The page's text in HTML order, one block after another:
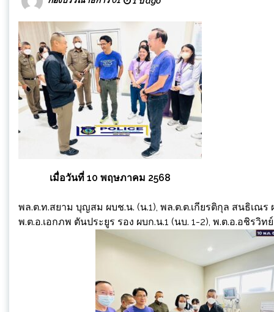
เมื่อวันที่ 10 พฤษภาคม 2568
พล.ต.ท.สยาม บุญสม ผบช.น. (น.1), พล.ต.ต.เกียรติกุล สนธิเณร
พ.ต.อ.เอกภพ ตันประยูร รอง ผบก.น.1 (นบ. 1-2), พ.ต.อ.อชิร